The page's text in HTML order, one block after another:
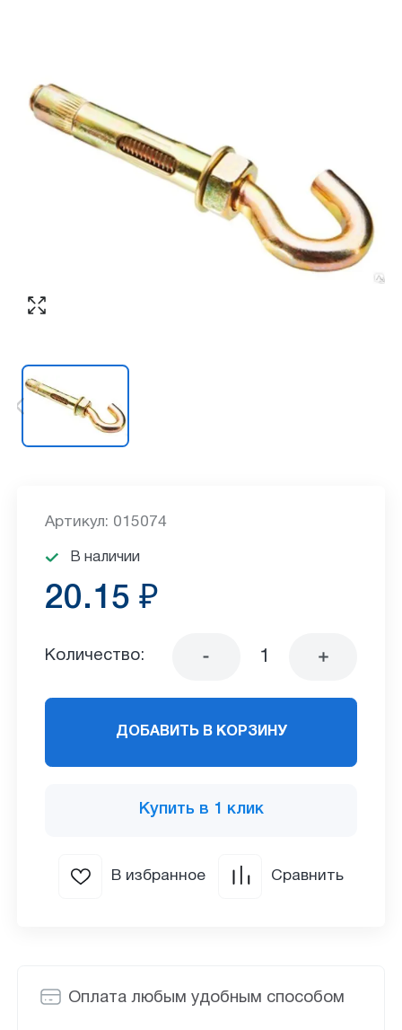
Оплата любым удобным способом
Артикул: 015074
В наличии
20.15 ₽
Количество:
ДОБАВИТЬ В КОРЗИНУ
Купить в 1 клик
В избранное Сравнить
ПЕРЕЗВОНИТЕ МНЕ
Согласен с обработкой персональных
данных в соответствии сполитикой
конфиденциальности